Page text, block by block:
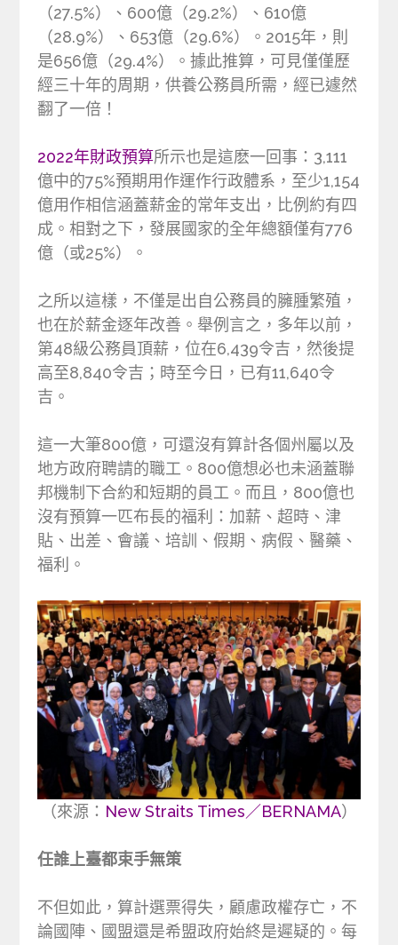
（27.5%）、600億（29.2%）、610億
（28.9%）、653億（29.6%）。2015年，則
是656億（29.4%）。據此推算，可見僅僅歷
經三十年的周期，供養公務員所需，經已遽然
翻了一倍！
2022年財政預算所示也是這麽一回事：3,111
億中的75%預期用作運作行政體系，至少1,154
億用作相信涵蓋薪金的常年支出，比例約有四
成。相對之下，發展國家的全年總額僅有776
億（或25%）。
之所以這樣，不僅是出自公務員的臃腫繁殖，
也在於薪金逐年改善。舉例言之，多年以前，
第48級公務員頂薪，位在6,439令吉，然後提
高至8,840令吉；時至今日，已有11,640令
吉。
這一大筆800億，可還沒有算計各個州屬以及
地方政府聘請的職工。800億想必也未涵蓋聯
邦機制下合約和短期的員工。而且，800億也
沒有預算一匹布長的福利：加薪、超時、津
貼、出差、會議、培訓、假期、病假、醫藥、
福利。
（來源： New Straits Times／BERNAMA）
任誰上臺都束手無策
不但如此，算計選票得失，顧慮政權存亡，不
論國陣、國盟還是希盟政府始終是遲疑的。每